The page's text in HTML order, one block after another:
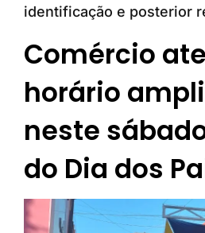
identificação e posterior
Comércio
horário
neste
do Dia dos